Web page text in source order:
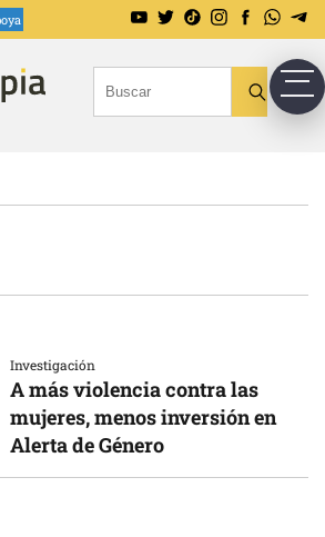
Investigación
A más violencia contra las
mujeres, menos inversión en
Alerta de Género